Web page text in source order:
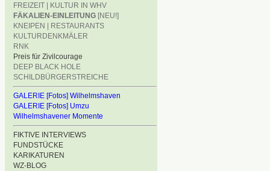
FREIZEIT | KULTUR IN WHV
FÄKALIEN-EINLEITUNG [NEU!]
KNEIPEN | RESTAURANTS
KULTURDENKMÄLER
RNK
Preis für Zivilcourage
DEEP BLACK HOLE
SCHILDBÜRGERSTREICHE
GALERIE [Fotos] Wilhelmshaven
GALERIE [Fotos] Umzu
Wilhelmshavener Momente
FIKTIVE INTERVIEWS
FUNDSTÜCKE
KARIKATUREN
WZ-BLOG